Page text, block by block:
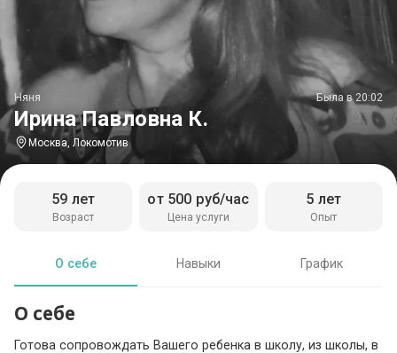
Ирина Павловна К.
Няня Была в 20:02
Москва, Локомотив
Возраст
59 лет
Цена услуги
от 500 руб/час
Опыт
5 лет
О себе Навыки График
О себе
Готова сопровождать Вашего ребенка в школу, из школы, в